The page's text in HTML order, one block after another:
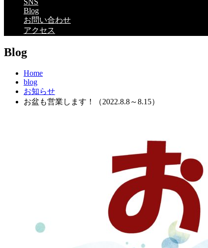
SNS
Blog
お問い合わせ
アクセス
Blog
Home
blog
お知らせ
お盆も営業します！（2022.8.8～8.15）